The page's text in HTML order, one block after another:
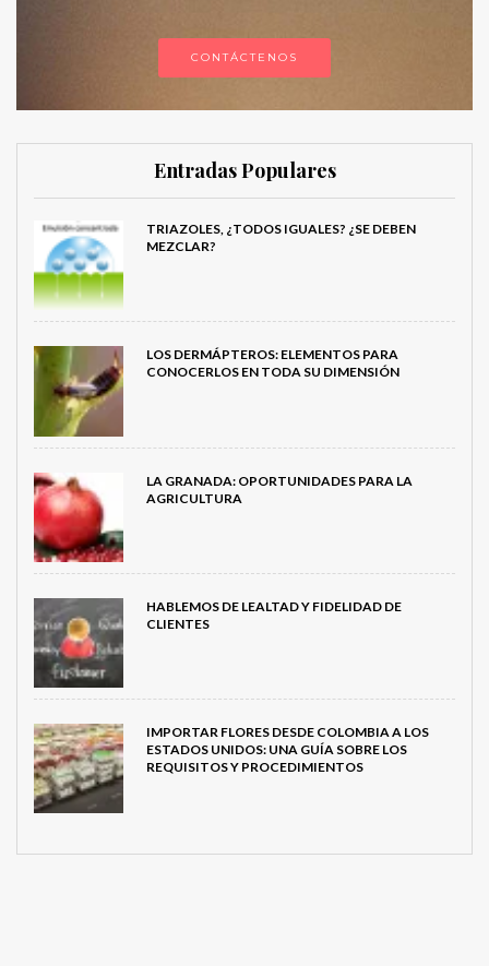
CONTÁCTENOS
Entradas Populares
TRIAZOLES, ¿TODOS IGUALES? ¿SE DEBEN
MEZCLAR?
LOS DERMÁPTEROS: ELEMENTOS PARA
CONOCERLOS EN TODA SU DIMENSIÓN
LA GRANADA: OPORTUNIDADES PARA LA
AGRICULTURA
HABLEMOS DE LEALTAD Y FIDELIDAD DE
CLIENTES
IMPORTAR FLORES DESDE COLOMBIA A LOS
ESTADOS UNIDOS: UNA GUÍA SOBRE LOS
REQUISITOS Y PROCEDIMIENTOS